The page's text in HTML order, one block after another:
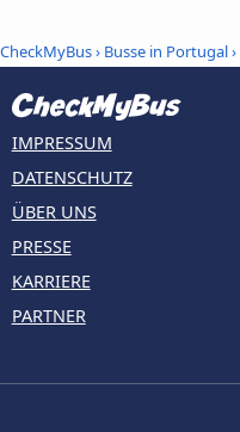
CheckMyBus› Busse in Portugal›
IMPRESSUM
DATENSCHUTZ
ÜBER UNS
PRESSE
KARRIERE
PARTNER